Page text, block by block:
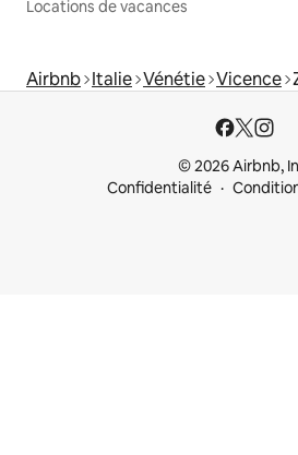
Locations de vacances
Airbnb Italie Vénétie Vicence
© 2026 Airbnb,
Confidentialité